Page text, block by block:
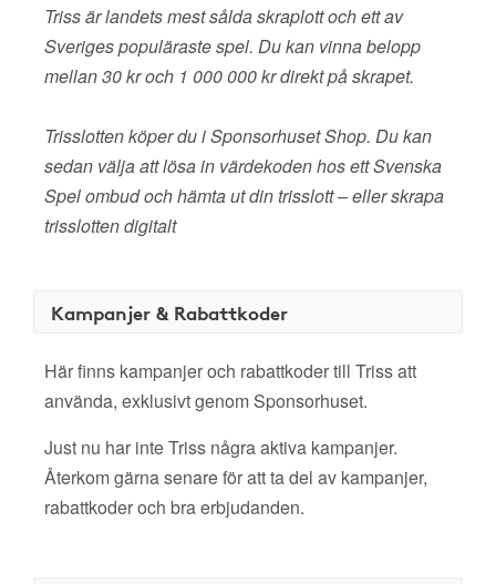
Triss är landets mest sålda skraplott och ett av
Sveriges populäraste spel. Du kan vinna belopp
mellan 30 kr och 1 000 000 kr direkt på skrapet.
Trisslotten köper du i Sponsorhuset Shop. Du kan
sedan välja att lösa in värdekoden hos ett Svenska
Spel ombud och hämta ut din trisslott – eller skrapa
trisslotten digitalt
Kampanjer & Rabattkoder
Här finns kampanjer och rabattkoder till Triss att
använda, exklusivt genom Sponsorhuset.
Just nu har inte Triss några aktiva kampanjer.
Återkom gärna senare för att ta del av kampanjer,
rabattkoder och bra erbjudanden.